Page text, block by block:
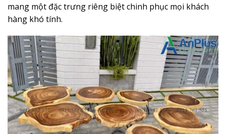
mang một đặc trưng riêng biệt chinh phục mọi khách
hàng khó tính.